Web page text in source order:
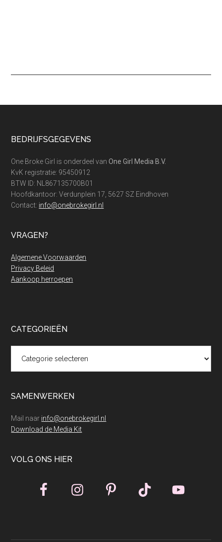
Footer
BEDRIJFSGEGEVENS
One Broke Girl is onderdeel vanOne Girl Media B.V.
KvK registratie: 95450912
BTW ID: NL867135700B01
Hoofdkantoor: Verdunplein 17, 5627 SZ Eindhoven
Contact: info@onebrokegirl.nl
VRAGEN?
Algemene Voorwaarden
Privacy Beleid
Aankoop herroepen
CATEGORIEËN
SAMENWERKEN
Mail naar info@onebrokegirl.nl
Download de Media Kit
VOLG ONS HIER